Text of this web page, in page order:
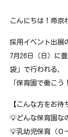
こんにちは！帝京
採用イベント出展
7月26日（日）に
袋」で行われる、
「保育園で働こ
【こんな方をお待
💡どんな保育園な
💡乳幼児保育（０